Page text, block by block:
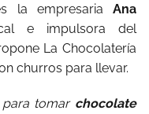
la empresaria Ana
e impulsora del
La Chocolatería
churros para llevar.
para tomar chocolate